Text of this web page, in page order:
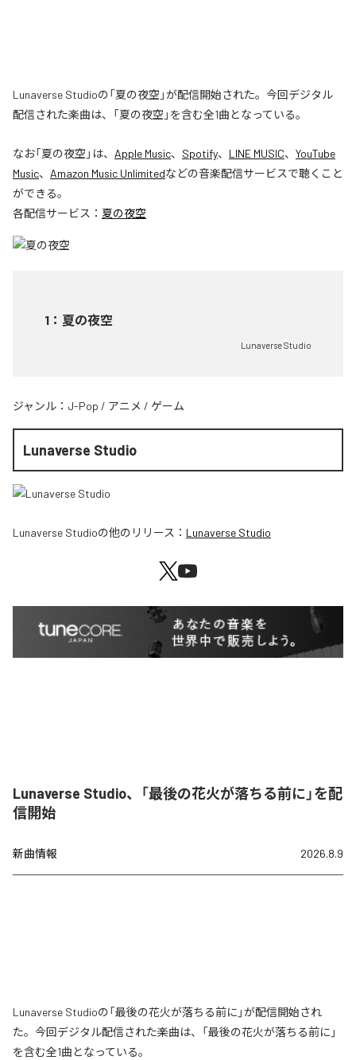
Lunaverse Studioの「夏の夜空」が配信開始された。今回デジタル
配信された楽曲は、「夏の夜空」を含む全1曲となっている。
なお「夏の夜空 」は、 Apple Music、 Spotify、 LINE MUSIC、 YouTube
Music、 Amazon Music Unlimitedなどの音楽配信サービスで聴くこと
ができる。
各配信サービス： 夏の夜空
1 ： 夏の夜空
Lunaverse Studio
ジャンル： J-Pop / アニメ / ゲーム
Lunaverse Studio
Lunaverse Studioの他のリリース： Lunaverse Studio
Lunaverse Studio、「最後の花火が落ちる前に」を配
信開始
新曲情報 2026.8.9
Lunaverse Studioの「最後の花火が落ちる前に」が配信開始され
た。今回デジタル配信された楽曲は、「最後の花火が落ちる前に」
を含む全1曲となっている。